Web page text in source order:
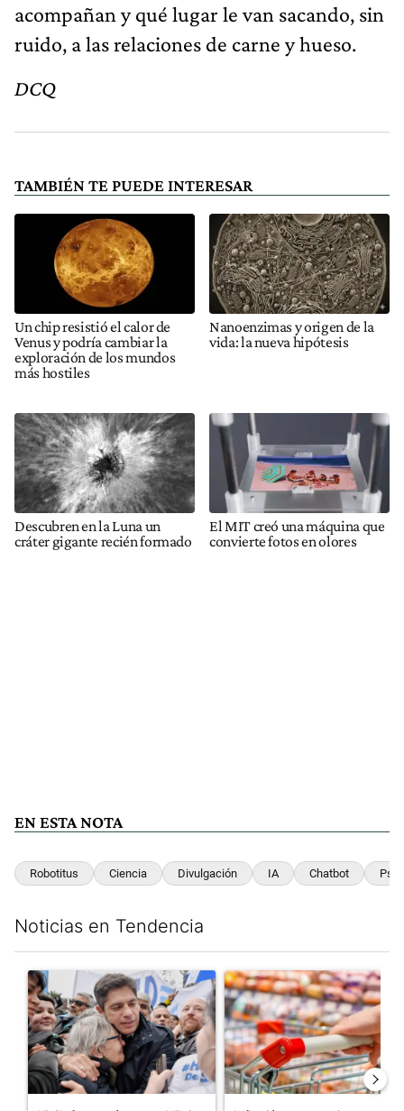
acompañan y qué lugar le van sacando, sin
ruido, a las relaciones de carne y hueso.
DCQ
TAMBIÉN TE PUEDE INTERESAR
Un chip resistió el calor de
Venus y podría cambiar la
exploración de los mundos
más hostiles
Nanoenzimas y origen de la
vida: la nueva hipótesis
Descubren en la Luna un
cráter gigante recién formado
El MIT creó una máquina que
convierte fotos en olores
EN ESTA NOTA
Robotitus Ciencia Divulgación IA Chatbot
Noticias en Tendencia
Un artículo de tendencia con el título "Kicillof apuntó contra
Un artículo de tendencia con